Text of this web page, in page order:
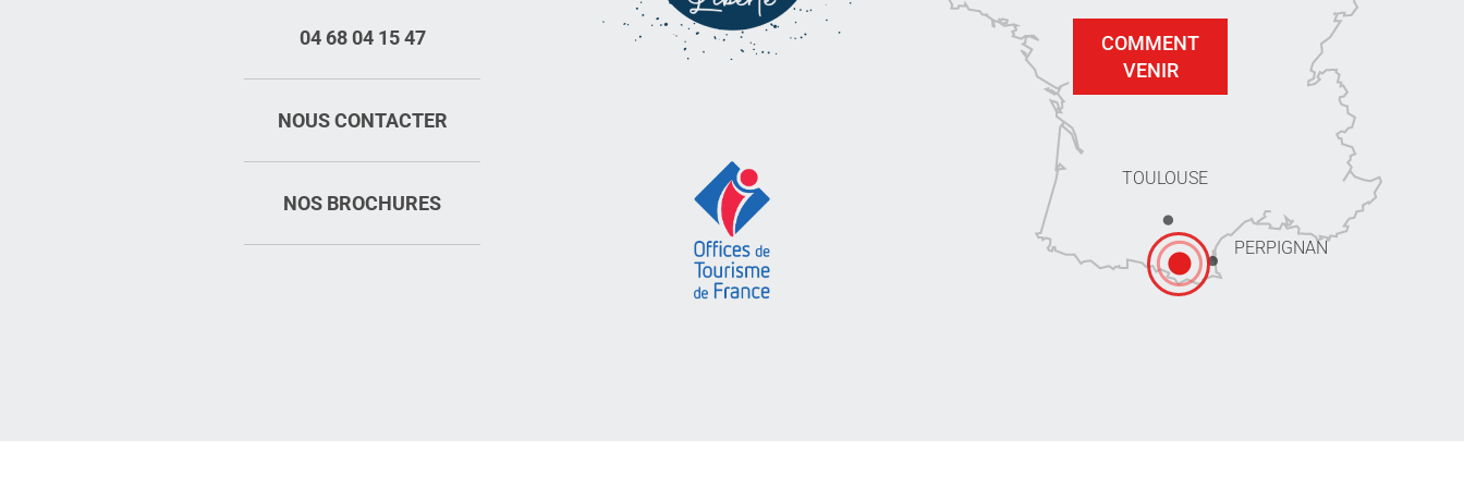
04 68 04 15 47
NOUS CONTACTER
NOS BROCHURES
TOULOUSE
PERPIGNAN
COMMENT
VENIR